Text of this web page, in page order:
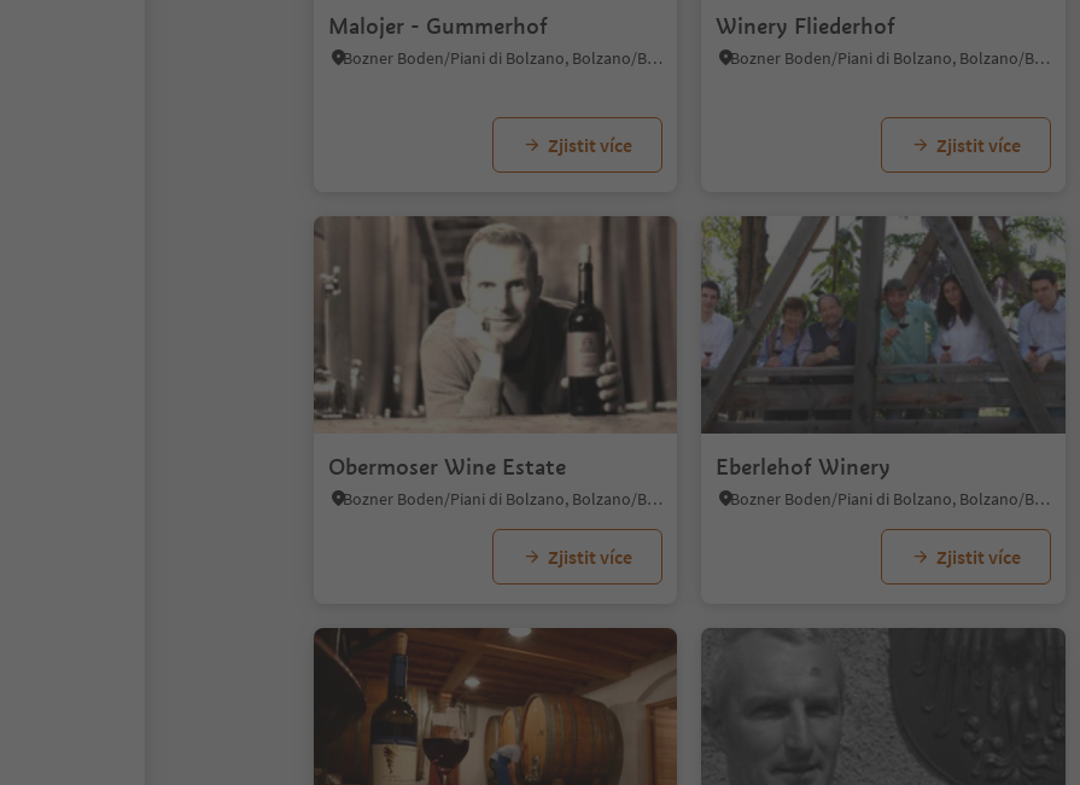
Malojer - Gummerhof
Bozner Boden/Piani di Bolzano, Bolzano/Bozen, Bolzano/Bozen and environs
Zjistit více
Winery Fliederhof
Bozner Boden/Piani di Bolzano, Bolzano/Bozen, Bolzano/Bozen and environs
Zjistit více
Obermoser Wine Estate
Bozner Boden/Piani di Bolzano, Bolzano/Bozen, Bolzano/Bozen and environs
Zjistit více
Eberlehof Winery
Bozner Boden/Piani di Bolzano, Bolzano/Bozen, Bolzano/Bozen and environs
Zjistit více